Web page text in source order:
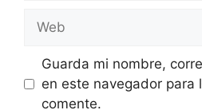
Web
Guarda mi nombre,
en este navegador para
comente.